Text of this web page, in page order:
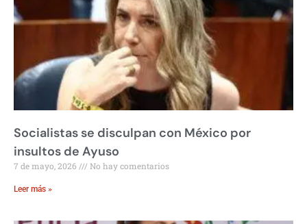
Socialistas se disculpan con México por
insultos de Ayuso
7 de mayo, 2026 No hay comentarios
Leer más »